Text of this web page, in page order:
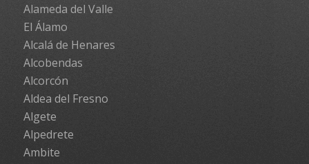
Alameda del Valle
El Álamo
Alcalá de Henares
Alcobendas
Alcorcón
Aldea del Fresno
Algete
Alpedrete
Ambite